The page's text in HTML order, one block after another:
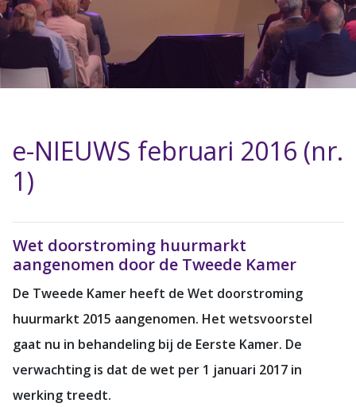
e-NIEUWS februari 2016 (nr.
1)
Wet doorstroming huurmarkt
aangenomen door de Tweede Kamer
De Tweede Kamer heeft de Wet doorstroming
huurmarkt 2015 aangenomen. Het wetsvoorstel
gaat nu in behandeling bij de Eerste Kamer. De
verwachting is dat de wet per 1 januari 2017 in
werking treedt.